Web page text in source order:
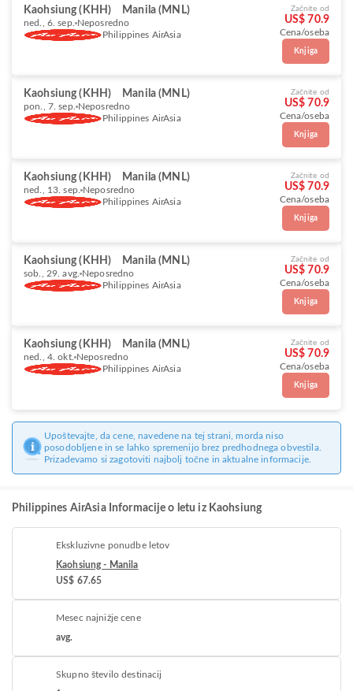
Kaohsiung (KHH) Manila (MNL)
ned., 6. sep. Neposredno
Philippines AirAsia
Začnite od
US$ 70.9
Cena/oseba
Knjiga
Kaohsiung (KHH) Manila (MNL)
pon., 7. sep. Neposredno
Philippines AirAsia
Začnite od
US$ 70.9
Cena/oseba
Knjiga
Kaohsiung (KHH) Manila (MNL)
ned., 13. sep. Neposredno
Philippines AirAsia
Začnite od
US$ 70.9
Cena/oseba
Knjiga
Kaohsiung (KHH) Manila (MNL)
sob., 29. avg. Neposredno
Philippines AirAsia
Začnite od
US$ 70.9
Cena/oseba
Knjiga
Kaohsiung (KHH) Manila (MNL)
ned., 4. okt. Neposredno
Philippines AirAsia
Začnite od
US$ 70.9
Cena/oseba
Knjiga
Upoštevajte, da cene, navedene na tej strani, morda niso
posodobljene in se lahko spremenijo brez predhodnega obvestila.
Prizadevamo si zagotoviti najbolj točne in aktualne informacije.
Philippines AirAsia Informacije o letu iz Kaohsiung
Ekskluzivne ponudbe letov
Kaohsiung - Manila
US$ 67.65
Mesec najnižje cene
avg.
Skupno število destinacij